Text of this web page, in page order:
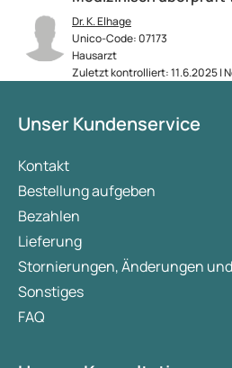
Dr. K. Elhage
Unico-Code: 07173
Hausarzt
Zuletzt kontrolliert: 11.6.2025 |
Unser Kundenservice
Kontakt
Bestellung aufgeben
Bezahlen
Lieferung
Stornierungen, Änderungen
Sonstiges
FAQ